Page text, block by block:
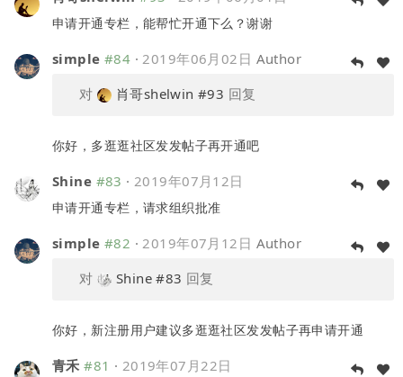
申请开通专栏，能帮忙开通下么？谢谢
simple #84 · 2019年06月02日 Author
对
肖哥shelwin #93 回复
你好，多逛逛社区发发帖子再开通吧
Shine #83 · 2019年07月12日
申请开通专栏，请求组织批准
simple #82 · 2019年07月12日 Author
对
Shine #83 回复
你好，新注册用户建议多逛逛社区发发帖子再申请开通
青禾 #81 · 2019年07月22日